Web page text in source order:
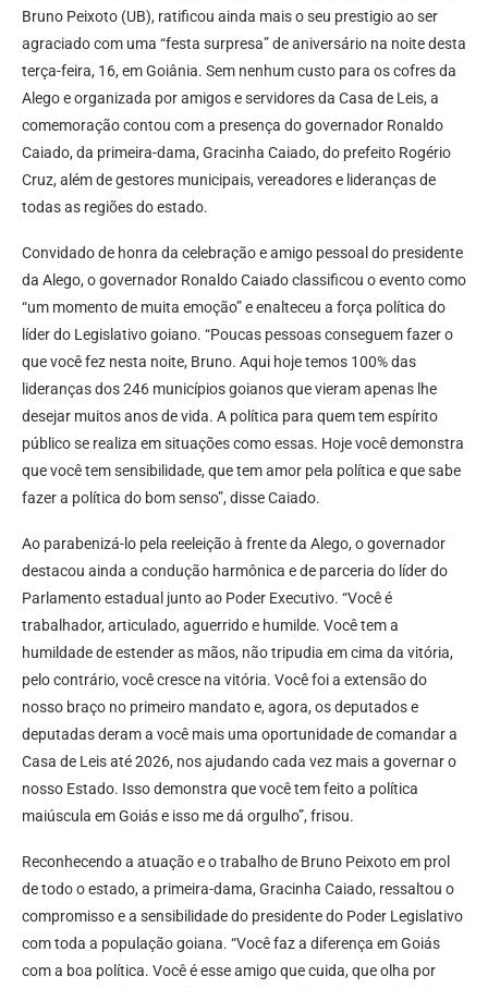
Bruno Peixoto (UB), ratificou ainda mais o seu prestigio ao ser
agraciado com uma “festa surpresa” de aniversário na noite desta
terça-feira, 16, em Goiânia. Sem nenhum custo para os cofres da
Alego e organizada por amigos e servidores da Casa de Leis, a
comemoração contou com a presença do governador Ronaldo
Caiado, da primeira-dama, Gracinha Caiado, do prefeito Rogério
Cruz, além de gestores municipais, vereadores e lideranças de
todas as regiões do estado.
Convidado de honra da celebração e amigo pessoal do presidente
da Alego, o governador Ronaldo Caiado classificou o evento como
“um momento de muita emoção” e enalteceu a força política do
líder do Legislativo goiano. “Poucas pessoas conseguem fazer o
que você fez nesta noite, Bruno. Aqui hoje temos 100% das
lideranças dos 246 municípios goianos que vieram apenas lhe
desejar muitos anos de vida. A política para quem tem espírito
público se realiza em situações como essas. Hoje você demonstra
que você tem sensibilidade, que tem amor pela política e que sabe
fazer a política do bom senso”, disse Caiado.
Ao parabenizá-lo pela reeleição à frente da Alego, o governador
destacou ainda a condução harmônica e de parceria do líder do
Parlamento estadual junto ao Poder Executivo. “Você é
trabalhador, articulado, aguerrido e humilde. Você tem a
humildade de estender as mãos, não tripudia em cima da vitória,
pelo contrário, você cresce na vitória. Você foi a extensão do
nosso braço no primeiro mandato e, agora, os deputados e
deputadas deram a você mais uma oportunidade de comandar a
Casa de Leis até 2026, nos ajudando cada vez mais a governar o
nosso Estado. Isso demonstra que você tem feito a política
maiúscula em Goiás e isso me dá orgulho”, frisou.
Reconhecendo a atuação e o trabalho de Bruno Peixoto em prol
de todo o estado, a primeira-dama, Gracinha Caiado, ressaltou o
compromisso e a sensibilidade do presidente do Poder Legislativo
com toda a população goiana. “Você faz a diferença em Goiás
com a boa política. Você é esse amigo que cuida, que olha por